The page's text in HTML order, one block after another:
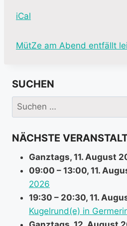
iCal
M
e
i
n
o
MütZe am Abend entfällt
SUCHEN
Suchen
nach:
NÄCHSTE
Ganztags, 11. August
09:00 – 13:00, 11.
2026
19:30 – 20:30, 11.
Kugelrund(e) in